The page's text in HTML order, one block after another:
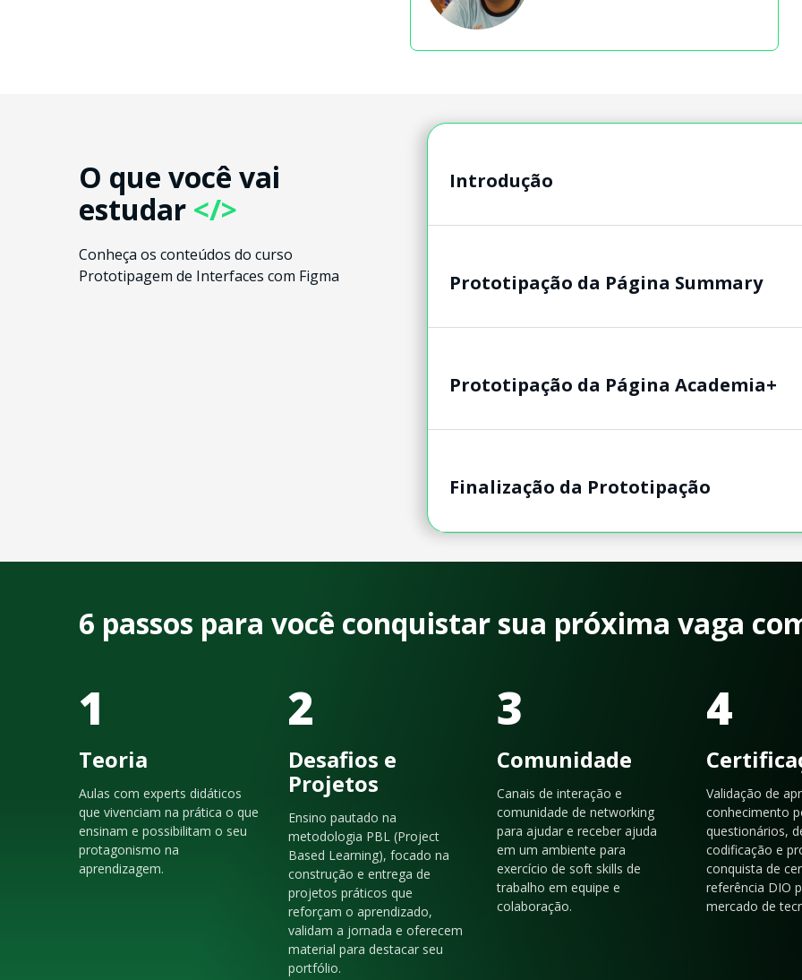
O que você vai
estudar </>
Conheça os conteúdos do curso
Prototipagem de Interfaces com Figma
Introdução
Prototipação da Página Summary
Prototipação da Página Academia+
Finalização da Prototipação
6 passos para você conquistar sua próxima vaga
1
Teoria
Aulas com experts didáticos
que vivenciam na prática o que
ensinam e possibilitam o seu
protagonismo na
aprendizagem.
2
Desafios e
Projetos
Ensino pautado na
metodologia PBL (Project
Based Learning), focado na
construção e entrega de
projetos práticos que
reforçam o aprendizado,
validam a jornada e oferecem
material para destacar seu
portfólio.
3
Comunidade
Canais de interação e
comunidade de networking
para ajudar e receber ajuda
em um ambiente para
exercício de soft skills de
trabalho em equipe e
colaboração.
4
Validação de
conhecimento
questionários,
codificação e
conquista de
referência DIO
mercado de